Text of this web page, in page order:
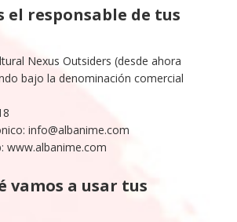
el responsable de tus
Nexus Outsiders (desde ahora
bajo la denominación comercial
info@albanime.com
www.albanime.com
vamos a usar tus